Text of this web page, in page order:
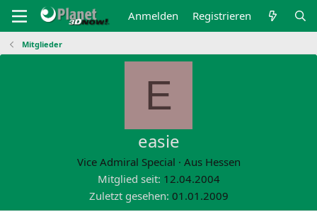
Anmelden Registrieren
Mitglieder
E
easie
Vice Admiral Special · Aus Hessen
Mitglied seit 12.04.2004
Zuletzt gesehen 01.01.2009